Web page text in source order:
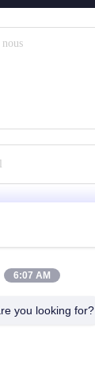
6:07 AM
you looking for?